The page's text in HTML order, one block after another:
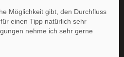
Möglichkeit gibt, den Durchfluss
einen Tipp natürlich sehr
nehme ich sehr gerne